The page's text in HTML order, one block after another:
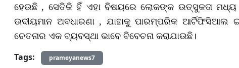
ହେଉଛି , ସେତିକି ହିଁ ଏହା ବିଷୟରେ ଲୋକଙ୍କ ଉତ୍ସୁକତା
ଉଦୀୟମାନ ଅବଧାରଣା , ଯାହାକୁ ପାରମ୍ପରିକ ଆର୍ଟିଫିସିଆଲ
ଚେତନାର ଏକ ବ୍ୟବସ୍ଥା ଭାବେ ବିବେଚନା କରାଯାଉଛି।
Tags: prameyanews7